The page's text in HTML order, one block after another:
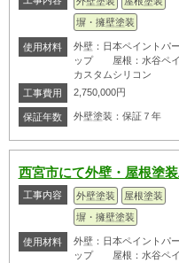
塀・擁壁塗装
使用材料
外壁：日本ペイントパ
ップ 屋根：水谷ペ
カスタムシリコン
工事費用
2,750,000円
保証年数 外壁塗装：保証７年
西宮市にて外壁・屋根塗
工事内容 外壁塗装
屋根塗装
塀・擁壁塗装
使用材料
外壁：日本ペイントパ
ップ 屋根：水谷ペ